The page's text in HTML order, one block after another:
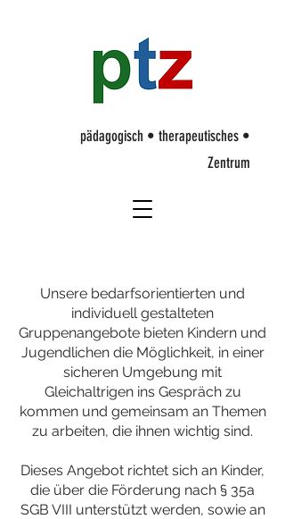
pädagogisch • therapeutisches •
Zentrum
Unsere bedarfsorientierten und
individuell gestalteten
Gruppenangebote bieten Kindern und
Jugendlichen die Möglichkeit, in einer
sicheren Umgebung mit
Gleichaltrigen ins Gespräch zu
kommen und gemeinsam an Themen
zu arbeiten, die ihnen wichtig sind.
Dieses Angebot richtet sich an Kinder,
die über die Förderung nach § 35a
SGB VIII unterstützt werden, sowie an